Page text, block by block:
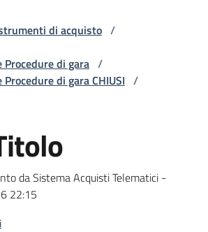
di acquisto /
di gara /
di gara CHIUSI /
da Sistema Acquisti Telematici -
22:15